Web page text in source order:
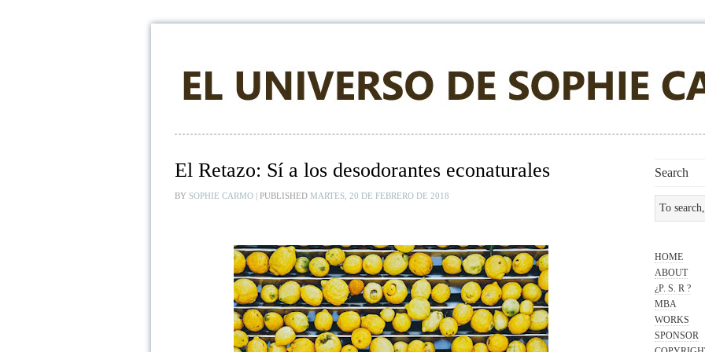
El Retazo: Sí a los desodorantes econaturales
BY SOPHIE CARMO | PUBLISHED MARTES, 20 DE FEBRERO DE 2018
Search
HOME
ABOUT
¿P. S. R ?
MBA
WORKS
SPONSOR